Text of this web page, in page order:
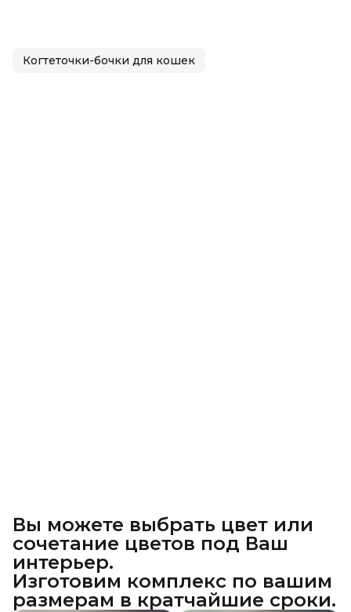
Когтеточки-бочки для кошек
Вы можете выбрать цвет или
сочетание цветов под Ваш
интерьер.
Изготовим комплекс по вашим
размерам в кратчайшие сроки.